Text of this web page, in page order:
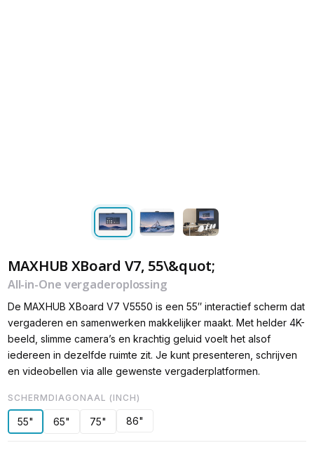
MAXHUB XBoard V7, 55\&quot;
All-in-One vergaderoplossing
De MAXHUB XBoard V7 V5550 is een 55″ interactief scherm dat
vergaderen en samenwerken makkelijker maakt. Met helder 4K-
beeld, slimme camera’s en krachtig geluid voelt het alsof
iedereen in dezelfde ruimte zit. Je kunt presenteren, schrijven
en videobellen via alle gewenste vergaderplatformen.
SCHERMDIAGONAAL (INCH)
55" 65" 75" 86"